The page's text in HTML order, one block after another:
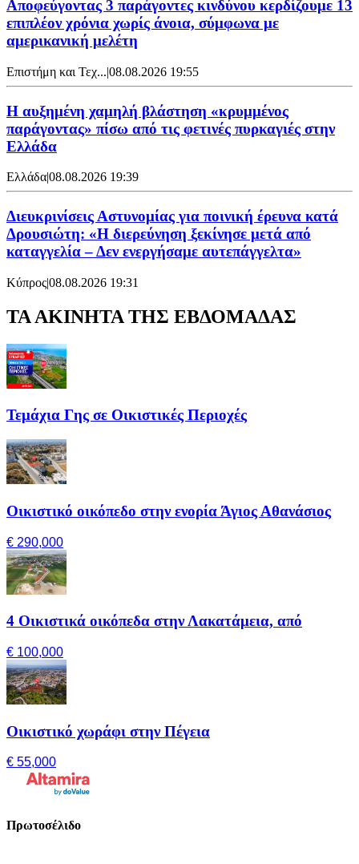
Αποφεύγοντας 3 παράγοντες κινδύνου κερδίζουμε 13
επιπλέον χρόνια χωρίς άνοια, σύμφωνα με
αμερικανική μελέτη
Επιστήμη και Τεχ...|08.08.2026 19:55
Η αυξημένη χαμηλή βλάστηση «κρυμμένος
παράγοντας» πίσω από τις φετινές πυρκαγιές στην
Ελλάδα
Ελλάδα08.08.2026 19:39
Διευκρινίσεις Αστυνομίας για ποινική έρευνα κατά
Δρουσιώτη: «Η διερεύνηση ξεκίνησε μετά από
καταγγελία – Δεν ενεργήσαμε αυτεπάγγελτα»
Κύπρος|08.08.2026 19:31
ΤΑ ΑΚΙΝΗΤΑ ΤΗΣ ΕΒΔΟΜΑΔΑΣ
Τεμάχια Γης σε Οικιστικές Περιοχές
Οικιστικό οικόπεδο στην ενορία Άγιος Αθανάσιος
€ 290,000
4 Οικιστικά οικόπεδα στην Λακατάμεια, από
€ 100,000
Οικιστικό χωράφι στην Πέγεια
€ 55,000
Πρωτοσέλιδο